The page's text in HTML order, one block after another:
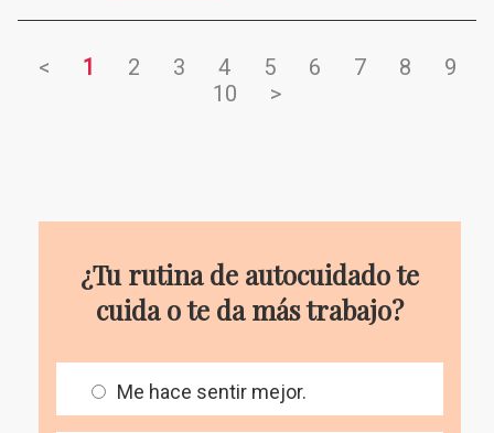
< 1 2 3 4 5 6 7 8
9
10
>
¿Tu rutina de autocuidado te
cuida o te da más trabajo?
Me hace sentir mejor.